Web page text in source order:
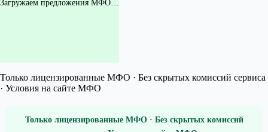
Загружаем предложения МФО…
Только лицензированные МФО · Без скрытых комиссий сервиса
· Условия на сайте МФО
Только лицензированные МФО · Без скрытых комиссий